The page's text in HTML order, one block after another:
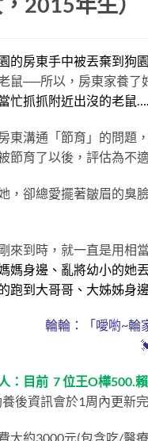
的房東手中被丟棄到狗
鼠──所以，房東家養了
忙抓抓附近出沒的老鼠
東溝通「節育」的問題
節育了以後，評估為不
，卻總愛擺著皺眉的臭
來到時，就一直是用相
媽身邊、亂將幼小的她
跑到大哥哥、大姊姊身
輪輪：「噯喲~輪
：目前 7 位王O樺500.
後資訊會於1周內更新
大約3000元(包含吃/醫療